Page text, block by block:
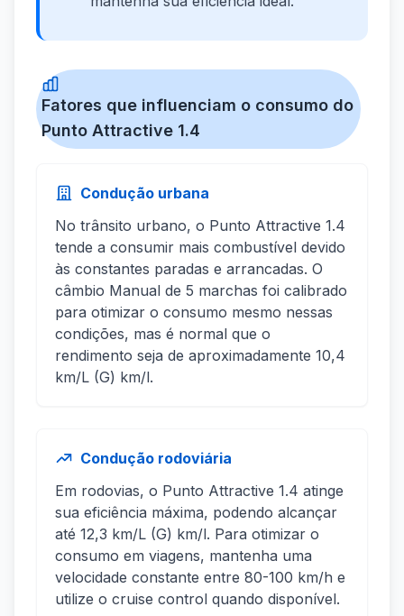
Fatores que influenciam o consumo do
Punto Attractive 1.4
Condução urbana
No trânsito urbano, o Punto Attractive 1.4
tende a consumir mais combustível devido
às constantes paradas e arrancadas. O
câmbio Manual de 5 marchas foi calibrado
para otimizar o consumo mesmo nessas
condições, mas é normal que o
rendimento seja de aproximadamente 10,4
km/L (G) km/l.
Condução rodoviária
Em rodovias, o Punto Attractive 1.4 atinge
sua eficiência máxima, podendo alcançar
até 12,3 km/L (G) km/l. Para otimizar o
consumo em viagens, mantenha uma
velocidade constante entre 80-100 km/h e
utilize o cruise control quando disponível.